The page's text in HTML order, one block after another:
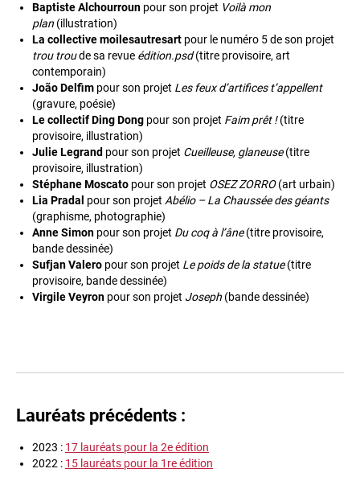
Baptiste Alchourroun pour son projet Voilà mon
plan (illustration)
La collective moilesautresart pour le numéro 5 de son projet
trou troude sa revue édition.psd(titre provisoire, art
contemporain)
João Delfim pour son projet Les feux d’artifices t’appellent
(gravure, poésie)
Le collectif Ding Dong pour son projet Faim prêt !(titre
provisoire, illustration)
Julie Legrand pour son projet Cueilleuse, glaneuse(titre
provisoire, illustration)
Stéphane Moscato pour son projet OSEZ ZORRO(art urbain)
Lia Pradal pour son projet Abélio – La Chaussée des géants
(graphisme, photographie)
Anne Simon pour son projet Du coq à l’âne(titre provisoire,
bande dessinée)
Sufjan Valero pour son projet Le poids de la statue(titre
provisoire, bande dessinée)
Virgile Veyron pour son projet Joseph (bande dessinée)
Lauréats précédents :
2023 : 17 lauréats pour la 2e édition
2022 : 15 lauréats pour la 1re édition